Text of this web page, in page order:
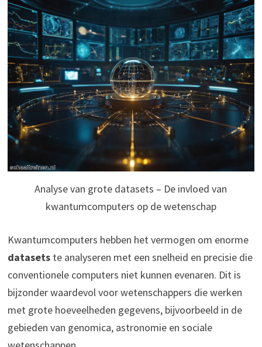
Analyse van grote datasets – De invloed van
kwantumcomputers op de wetenschap
Kwantumcomputers hebben het vermogen om enorme
datasetste analyseren met een snelheid en precisie die
conventionele computers niet kunnen evenaren. Dit is
bijzonder waardevol voor wetenschappers die werken
met grote hoeveelheden gegevens, bijvoorbeeld in de
gebieden van genomica, astronomie en sociale